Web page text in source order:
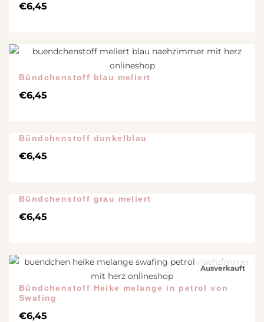
€6,45
Bündchenstoff blau meliert
€6,45
Bündchenstoff dunkelblau
€6,45
Bündchenstoff grau meliert
€6,45
Ausverkauft
Bündchenstoff Heike melange in petrol von
Swafing
€6,45